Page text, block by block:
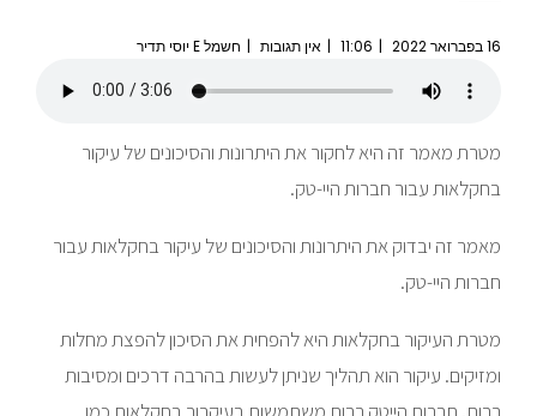
16 בפברואר 2022 11:06 אין תגובות חשמל E יוסי תדיר
מטרת מאמר זה היא לחקור את היתרונות והסיכונים של עיקור
בחקלאות עבור חברות היי-טק.
מאמר זה יבדוק את היתרונות והסיכונים של עיקור בחקלאות עבור
חברות היי-טק.
מטרת העיקור בחקלאות היא להפחית את הסיכון להפצת מחלות
ומזיקים. עיקור הוא תהליך שניתן לעשות בהרבה דרכים ומסיבות